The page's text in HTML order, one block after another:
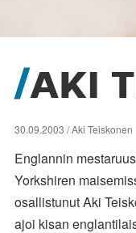
AKI
30.09.2003 / Aki Teiskonen
Englannin
Yorkshiren
osallistunut Aki
ajoi kisan